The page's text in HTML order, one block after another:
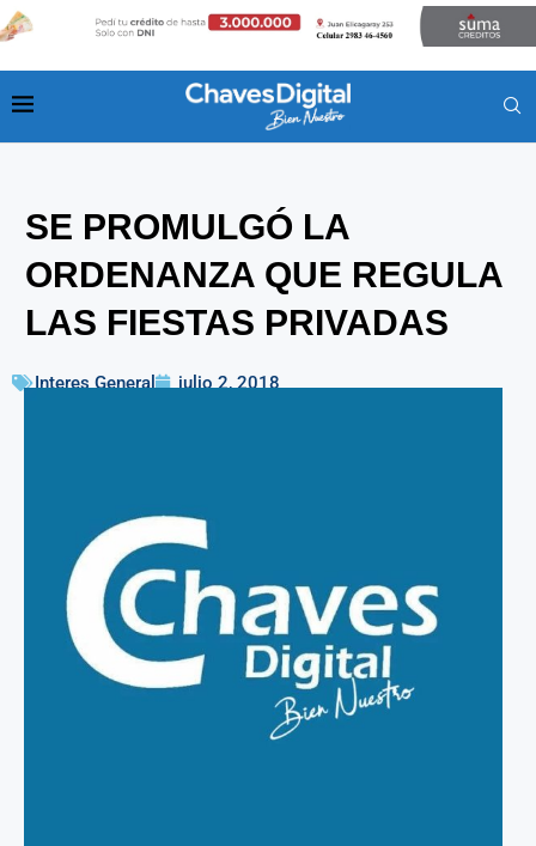
SE PROMULGÓ LA
ORDENANZA QUE REGULA
LAS FIESTAS PRIVADAS
Interes General julio 2, 2018